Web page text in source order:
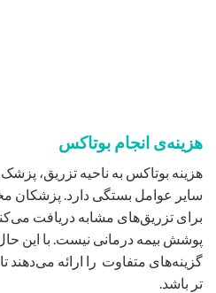
هزینه‌ی انجام بوتاکس
هزینه بوتاکس به ناحیه تزریق،
سایر عوامل بستگی دارد. پزشکان
برای تزریق‌های مشابه دریافت
پوشش بیمه درمانی نیست. با این
گزینه‌های متفاوت را ارائه می‌دهند
تر باشد.